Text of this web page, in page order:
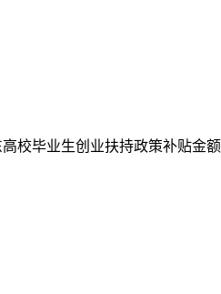
校毕业生创业扶持政策补贴金额